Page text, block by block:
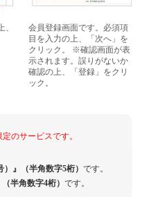
会員登録画面です。必須項
目を入力の上、「次へ」を
クリック。 ※確認画面が表
示されます。誤りがないか
確認の上、「登録」をクリ
ック。
のサービスです。
』（半角数字5桁） です。
半角数字4桁） です。